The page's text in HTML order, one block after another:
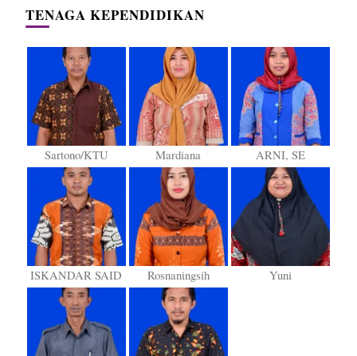
TENAGA KEPENDIDIKAN
Sartono/KTU Mardiana ARNI, SE
ISKANDAR SAID Rosnaningsih Yuni